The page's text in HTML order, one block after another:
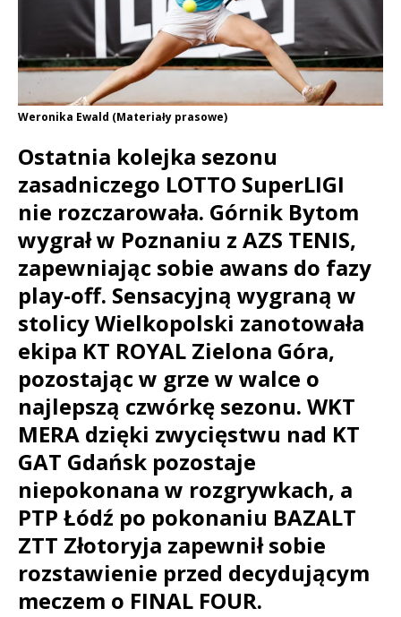
Weronika Ewald (Materiały prasowe)
Ostatnia kolejka sezonu
zasadniczego LOTTO SuperLIGI
nie rozczarowała. Górnik Bytom
wygrał w Poznaniu z AZS TENIS,
zapewniając sobie awans do fazy
play-off. Sensacyjną wygraną w
stolicy Wielkopolski zanotowała
ekipa KT ROYAL Zielona Góra,
pozostając w grze w walce o
najlepszą czwórkę sezonu. WKT
MERA dzięki zwycięstwu nad KT
GAT Gdańsk pozostaje
niepokonana w rozgrywkach, a
PTP Łódź po pokonaniu BAZALT
ZTT Złotoryja zapewnił sobie
rozstawienie przed decydującym
meczem o FINAL FOUR.